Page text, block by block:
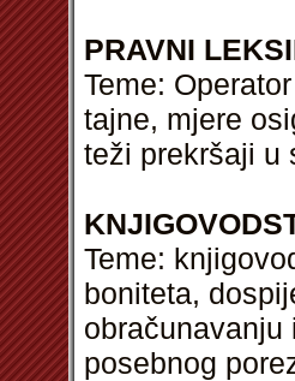
PRAVNI
Teme:
tajne, mjere
teži prekršaji u
Teme:
boniteta,
obračunavanju
posebnog